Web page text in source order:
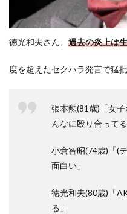
徳光和夫さん、 過去の炎上は
度を超えたセクハラ発言で猛
張本勲(81歳)「女
んなに殴り合って
小倉智昭(74歳)「(
面白い」
徳光和夫(80歳)「
る」